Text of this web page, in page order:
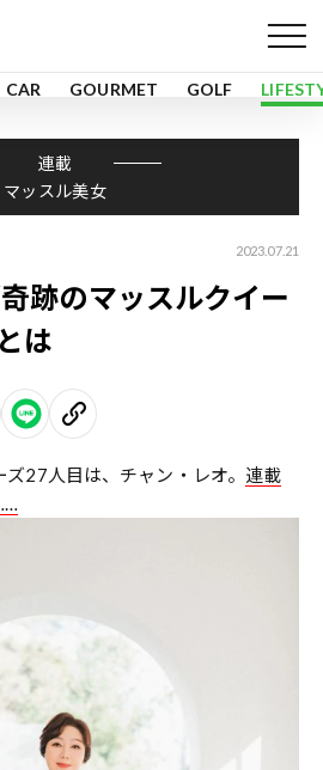
CAR GOURMET GOLF
連載
マッスル美女
2023.07.21
跡のマッスルクイー
は
27人目は、チャン・レオ。 連載